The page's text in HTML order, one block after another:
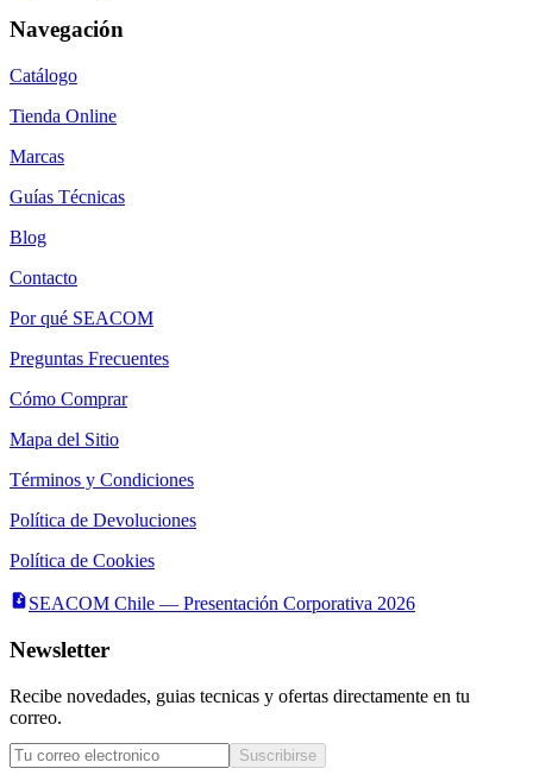
Navegación
Catálogo
Tienda Online
Marcas
Guías Técnicas
Blog
Contacto
Por qué SEACOM
Preguntas Frecuentes
Cómo Comprar
Mapa del Sitio
Términos y Condiciones
Política de Devoluciones
Política de Cookies
SEACOM Chile — Presentación Corporativa 2026
Newsletter
Recibe novedades, guias tecnicas y ofertas directamente en tu
correo.
Suscribirse